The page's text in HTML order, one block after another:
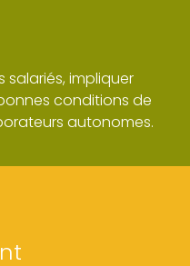
salariés, impliquer
conditions de
autonomes.